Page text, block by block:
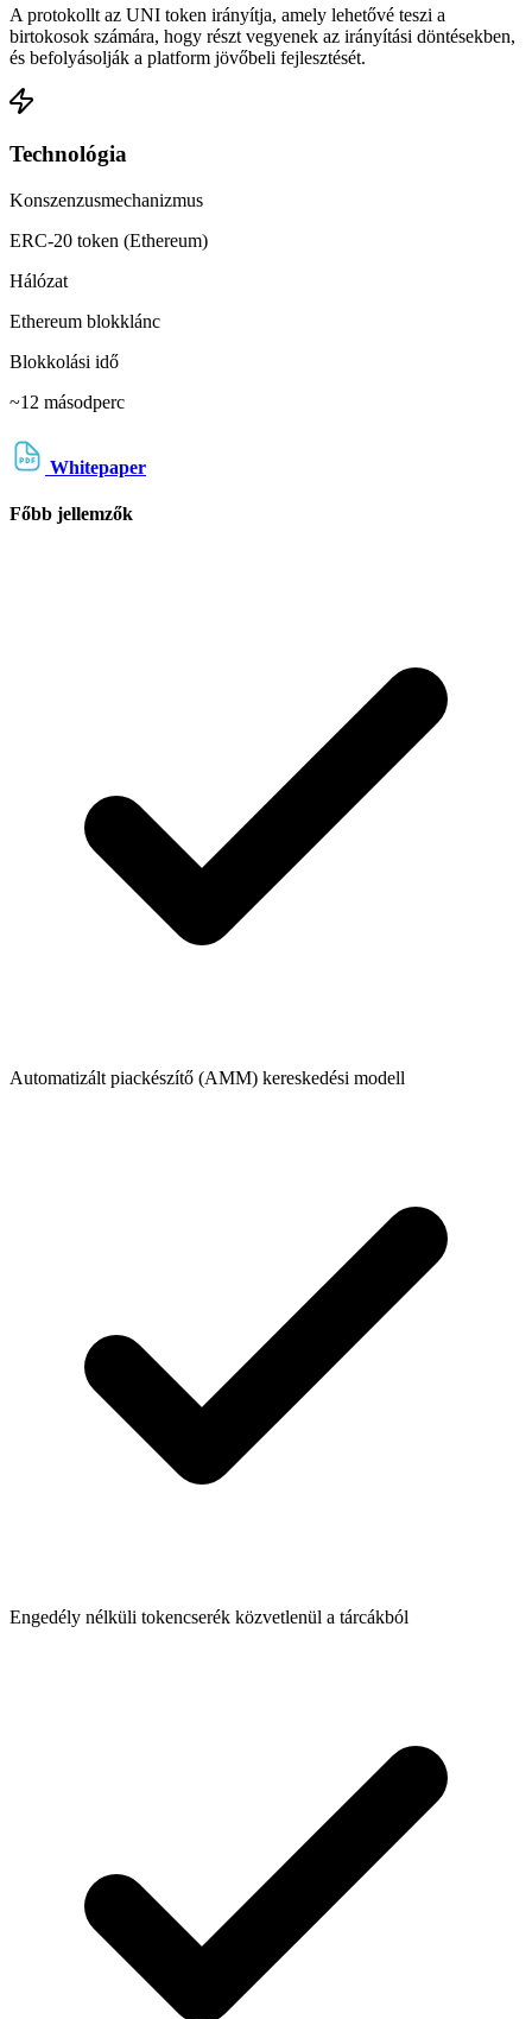
A protokollt az UNI token irányítja, amely lehetővé teszi a
birtokosok számára, hogy részt vegyenek az irányítási döntésekben,
és befolyásolják a platform jövőbeli fejlesztését.
Technológia
Konszenzusmechanizmus
ERC-20 token (Ethereum)
Hálózat
Ethereum blokklánc
Blokkolási idő
~12 másodperc
Whitepaper
Főbb jellemzők
Automatizált piackészítő (AMM) kereskedési modell
Engedély nélküli tokencserék közvetlenül a tárcákból